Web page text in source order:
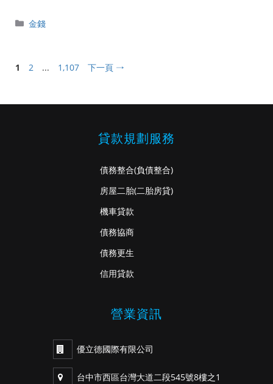
分
金錢
頁
1
頁
2 ...
頁
1,107 下一頁 →
貸款規劃服務
債務整合(負債整合)
房屋二胎(二胎房貸)
機車貸款
債務協商
債務更生
信用貸款
營業資訊
優立德國際有限公司
台中市西區台灣大道二段545號8樓之1